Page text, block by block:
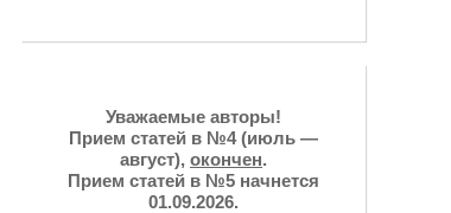
Уважаемые авторы!
Прием статей в №4 (июль —
август), окончен.
Прием статей в №5 начнется
01.09.2026.